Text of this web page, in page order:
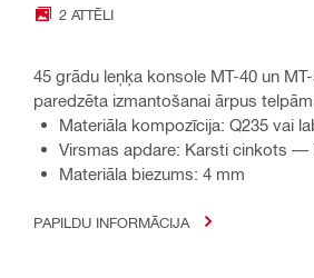
2 ATTĒLI
45 grādu leņķa konsole MT-40 un
paredzēta izmantošanai ārpus
Materiāla kompozīcija: Q235 vai
Virsmas apdare: Karsti cinkots —
Materiāla biezums: 4 mm
PAPILDU INFORMĀCIJA